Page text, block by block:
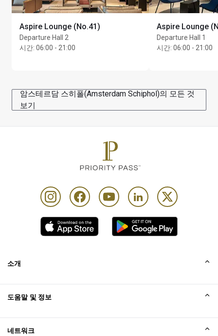
Cardholders can use their lounge visit entitlement to
take advantage of a face mask with a 20 minute
autonomous massage session on a massage lounger (a
트리트먼트는 카드 소지자의 이용 가능한 기존 라운지 방
문 할당량 중 라운지 방문 1회에 상응하며, 해당하는 경우
지자가 동반자 1명을 등록하는 경우, 계정에 ‘카드 소지자
1명 방문 + 동반자 1명 방문’으로 청구됩니다. 등록 시점
이 혜택을 이용하려면 카드 소지자는 트리트먼트를 받기
야 합니다
Priority Pass and its Affiliates Companies shall not be
liable should the offer value be less than Customers
Aspire Lounge (No.41)
Departure Hall 2
시간: 06:00 - 21:00
Aspire Lounge
Departure Hall 1
시간: 06:00 - 21:00
암스테르담 스히폴(Amsterdam Schiphol)의 모든 것
보기
소개
도움말 및 정보
네트워크